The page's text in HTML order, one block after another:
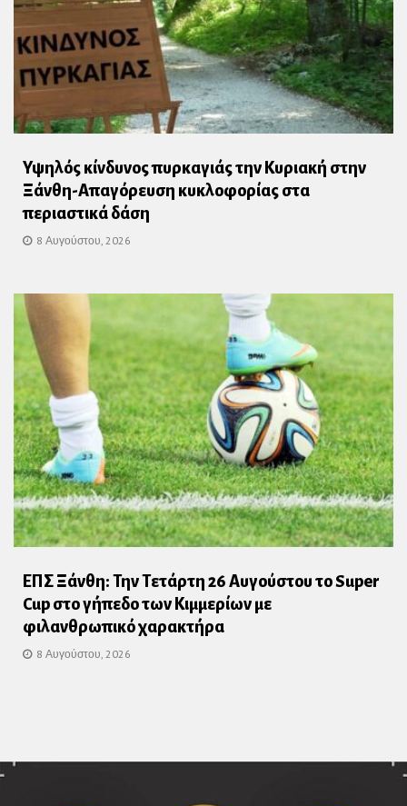
Υψηλός κίνδυνος πυρκαγιάς την Κυριακή στην
Ξάνθη-Απαγόρευση κυκλοφορίας στα
περιαστικά δάση
8 Αυγούστου, 2026
ΕΠΣ Ξάνθη: Την Τετάρτη 26 Αυγούστου το Super
Cup στο γήπεδο των Κιμμερίων με
φιλανθρωπικό χαρακτήρα
8 Αυγούστου, 2026